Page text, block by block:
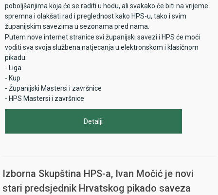
poboljšanjima koja će se raditi u hodu, ali svakako će biti na vrijeme
spremna i olakšati rad i preglednost kako HPS-u, tako i svim
županijskim savezima u sezonama pred nama.
Putem nove internet stranice svi županijski savezi i HPS će moći
voditi sva svoja službena natjecanja u elektronskom i klasičnom
pikadu:
- Liga
- Kup
- Županijski Mastersi i završnice
- HPS Mastersi i završnice
Detalji
Izborna Skupština HPS-a, Ivan Močić je novi
stari predsjednik Hrvatskog pikado saveza